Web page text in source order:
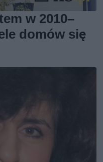
w 2010–
domów się